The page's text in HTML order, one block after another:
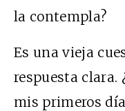
la contempla?
Es una vieja
respuesta clara.
mis primeros